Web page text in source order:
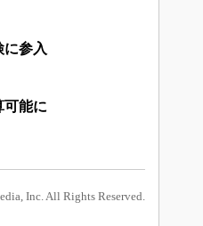
参入
可能に
Inc. All Rights Reserved.